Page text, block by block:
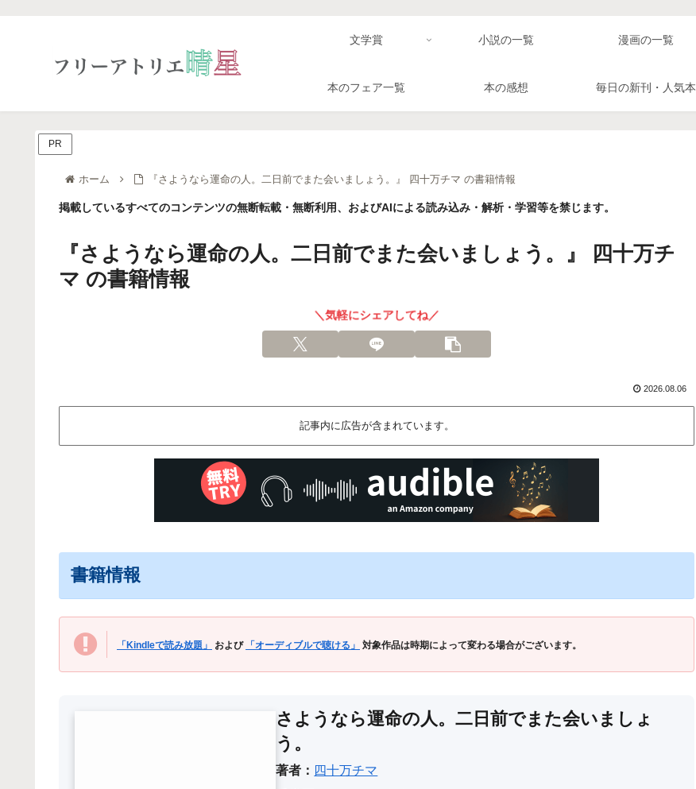
文学賞 小説の一覧 漫画の一覧
本のフェア一覧 本の感想 毎日の新刊・人気本
ホーム 『さようなら運命の人。二日前でまた会いましょう。』 四十万チマ の書籍情報
掲載しているすべてのコンテンツの無断転載・無断利用、およびAIによる読み込み・解析・学習等を禁じます。
『さようなら運命の人。二日前でまた会いましょう。』 四十万チ
マ の書籍情報
＼気軽にシェアしてね／
2026.08.06
記事内に広告が含まれています。
PR
書籍情報
「Kindleで読み放題」 および 「オーディブルで聴ける」 対象作品は時期によって変わる場合がございます。
さようなら運命の人。二日前でまた会いましょ
う。
著者： 四十万チマ